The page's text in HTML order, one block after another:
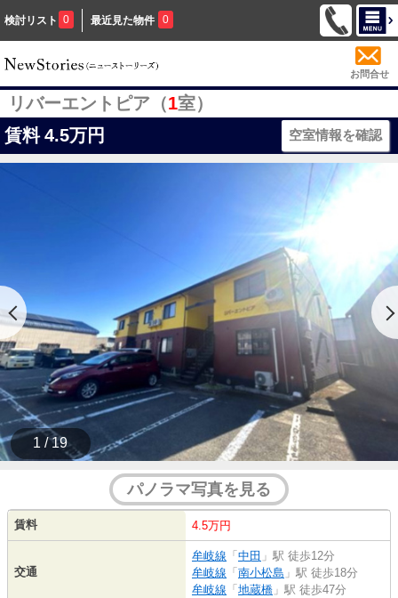
検討リスト 0 最近見た物件 0
お問合せ
リバーエントピア（1室）
賃料 4.5万円 空室情報を確認
1 / 19
パノラマ写真を見る
賃料 4.5万円
交通
牟岐線 「 中田 」駅 徒歩12分
牟岐線 「 南小松島 」駅 徒歩18分
牟岐線 「 地蔵橋 」駅 徒歩47分